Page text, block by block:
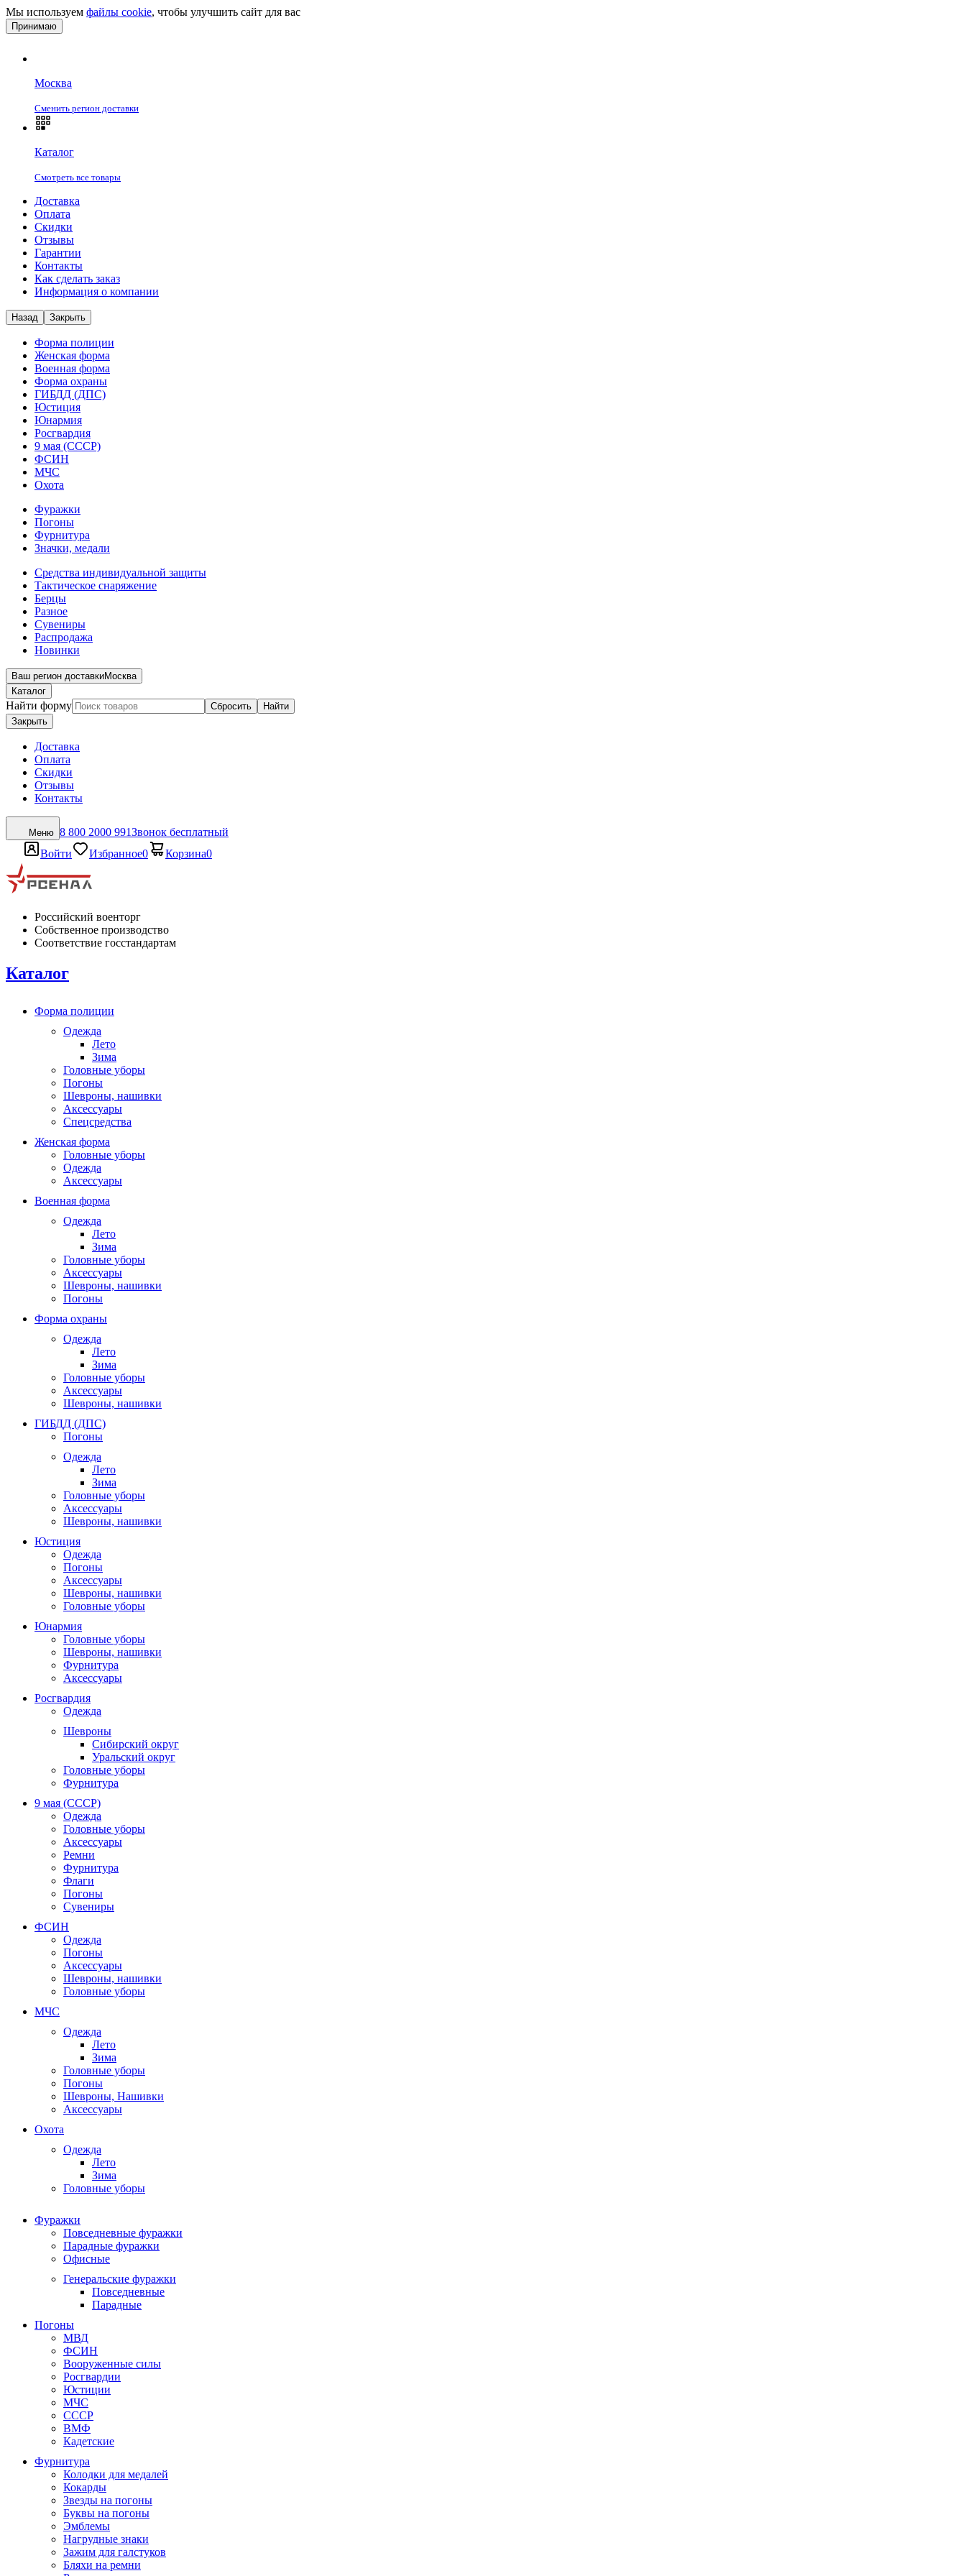
Мы используем файлы cookie, чтобы улучшить сайт для вас
Принимаю
Москва
Сменить регион доставки
Каталог
Смотреть все товары
Доставка
Оплата
Скидки
Отзывы
Гарантии
Контакты
Как сделать заказ
Информация о компании
Назад Закрыть
Форма полиции
Женская форма
Военная форма
Форма охраны
ГИБДД (ДПС)
Юстиция
Юнармия
Росгвардия
9 мая (СССР)
ФСИН
МЧС
Охота
Фуражки
Погоны
Фурнитура
Значки, медали
Средства индивидуальной защиты
Тактическое снаряжение
Берцы
Разное
Сувениры
Распродажа
Новинки
Ваш регион доставкиМосква
Каталог
Найти форму Сбросить
Найти
Закрыть
Доставка
Оплата
Скидки
Отзывы
Контакты
Меню 8 800 2000 991Звонок бесплатный
Войти
Избранное0 Корзина0
Российский военторг
Собственное производство
Соответствие госстандартам
Каталог
Форма полиции
Одежда
Лето
Зима
Головные уборы
Погоны
Шевроны, нашивки
Аксессуары
Спецсредства
Женская форма
Головные уборы
Одежда
Аксессуары
Военная форма
Одежда
Лето
Зима
Головные уборы
Аксессуары
Шевроны, нашивки
Погоны
Форма охраны
Одежда
Лето
Зима
Головные уборы
Аксессуары
Шевроны, нашивки
ГИБДД (ДПС)
Погоны
Одежда
Лето
Зима
Головные уборы
Аксессуары
Шевроны, нашивки
Юстиция
Одежда
Погоны
Аксессуары
Шевроны, нашивки
Головные уборы
Юнармия
Головные уборы
Шевроны, нашивки
Фурнитура
Аксессуары
Росгвардия
Одежда
Шевроны
Сибирский округ
Уральский округ
Головные уборы
Фурнитура
9 мая (СССР)
Одежда
Головные уборы
Аксессуары
Ремни
Фурнитура
Флаги
Погоны
Сувениры
ФСИН
Одежда
Погоны
Аксессуары
Шевроны, нашивки
Головные уборы
МЧС
Одежда
Лето
Зима
Головные уборы
Погоны
Шевроны, Нашивки
Аксессуары
Охота
Одежда
Лето
Зима
Головные уборы
Фуражки
Повседневные фуражки
Парадные фуражки
Офисные
Генеральские фуражки
Повседневные
Парадные
Погоны
МВД
ФСИН
Вооруженные силы
Росгвардии
Юстиции
МЧС
СССР
ВМФ
Кадетские
Фурнитура
Колодки для медалей
Кокарды
Звезды на погоны
Буквы на погоны
Эмблемы
Нагрудные знаки
Зажим для галстуков
Бляхи на ремни